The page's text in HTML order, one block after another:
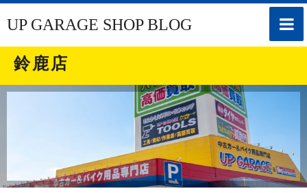
toggle
UP GARAGE SHOP BLOG
鈴鹿店